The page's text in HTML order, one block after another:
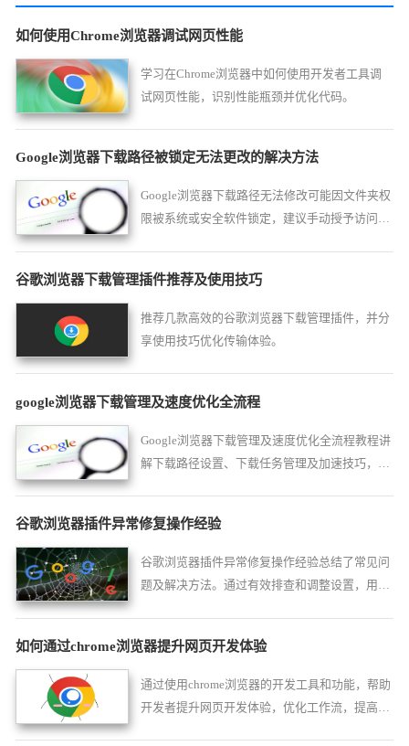
如何使用Chrome浏览器调试网页性能
学习在Chrome浏览器中如何使用开发者工具调
试网页性能，识别性能瓶颈并优化代码。
Google浏览器下载路径被锁定无法更改的解决方法
Google浏览器下载路径无法修改可能因文件夹权
限被系统或安全软件锁定，建议手动授予访问权
谷歌浏览器下载管理插件推荐及使用技巧
推荐几款高效的谷歌浏览器下载管理插件，并分
享使用技巧优化传输体验。
google浏览器下载管理及速度优化全流程
Google浏览器下载管理及速度优化全流程教程讲
解下载路径设置、下载任务管理及加速技巧，帮
谷歌浏览器插件异常修复操作经验
谷歌浏览器插件异常修复操作经验总结了常见问
题及解决方法。通过有效排查和调整设置，用户
如何通过chrome浏览器提升网页开发体验
通过使用chrome浏览器的开发工具和功能，帮助
开发者提升网页开发体验，优化工作流，提高开